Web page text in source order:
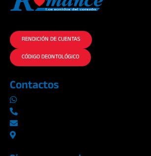
RENDICIÓN DE CUENTAS
CÓDIGO DEONTOLÓGICO
Contactos